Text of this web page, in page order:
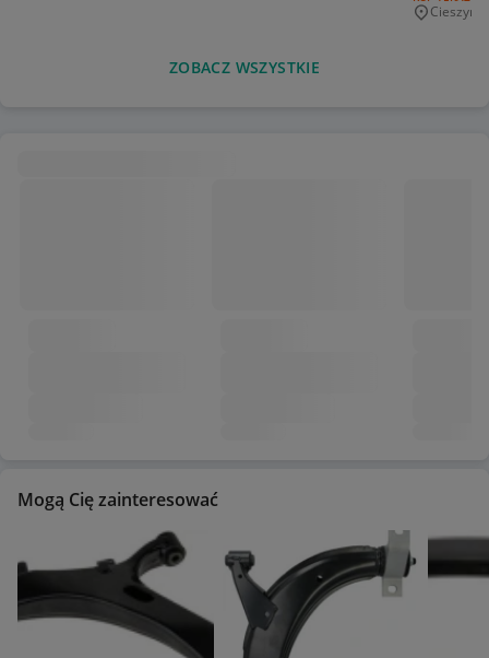
Cieszyn
ZOBACZ WSZYSTKIE
Mogą Cię zainteresować